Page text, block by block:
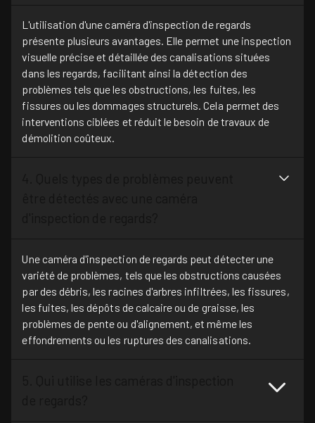
L'utilisation d'une caméra d'inspection de regards
présente plusieurs avantages. Elle permet une inspection
visuelle précise et détaillée des canalisations situées
dans les regards, facilitant ainsi la détection des
problèmes tels que les obstructions, les fuites, les
fissures ou les dommages structurels. Cela permet des
interventions ciblées et réduit le besoin de travaux de
démolition coûteux.
Une caméra d'inspection de regards peut détecter une
variété de problèmes, tels que les obstructions causées
par des débris, les racines d'arbres infiltrées, les fissures,
les fuites, les dépôts de calcaire ou de graisse, les
problèmes de pente ou d'alignement, et même les
effondrements ou les ruptures des canalisations.